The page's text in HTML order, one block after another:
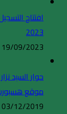
2023
19/09/2023
حوار السيد
موقع
03/12/2019